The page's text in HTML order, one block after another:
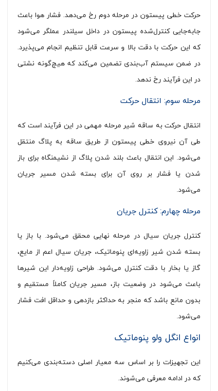
حرکت خطی پیستون در مرحله دوم رخ می‌دهد. فشار هوا باعث
جابه‌جایی کنترل‌شده پیستون در داخل سیلندر عملگر می‌شود
که این حرکت با دقت بالا و سرعت قابل تنظیم انجام می‌پذیرد.
در ضمن سیستم آب‌بندی تضمین می‌کند که هیچ‌گونه نشتی
در این فرآیند رخ ندهد.
مرحله سوم: انتقال حرکت
انتقال حرکت به ساقه شیر مرحله مهمی در این فرآیند است که
طی آن نیروی خطی پیستون از طریق ساقه به پلاگ منتقل
می‌شود. این انتقال باعث بلند شدن پلاگ از نشیمنگاه برای باز
شدن یا فشار بر روی آن برای بسته شدن مسیر جریان
می‌شود.
مرحله چهارم: کنترل جریان
کنترل جریان سیال در مرحله نهایی محقق می‌شود. با باز یا
بسته شدن شیر زاویه‌ای پنوماتیک، جریان سیال اعم از مایع،
گاز یا بخار با دقت کنترل می‌شود. طراحی زاویه‌دار این شیرها
باعث می‌شود در وضعیت باز، مسیر جریان کاملاً مستقیم و
بدون مانع باشد که منجر به حداکثر بازدهی و حداقل افت فشار
می‌شود.
انواع انگل ولو پنوماتیک
این تجهیزات را بر اساس سه معیار اصلی دسته‌بندی می‌کنیم
که در ادامه معرفی می‌شوند.